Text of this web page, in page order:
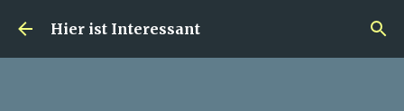
Direkt zum Hauptbereich
Hier ist Interessant